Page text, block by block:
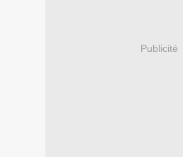
Publicité